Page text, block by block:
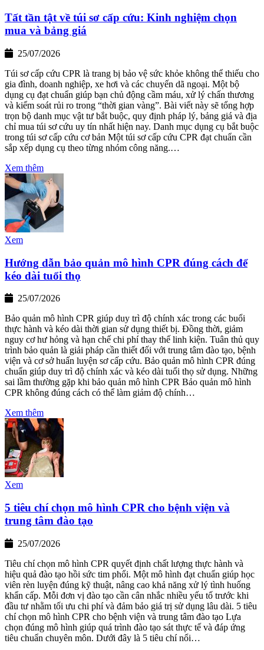
Tất tần tật về túi sơ cấp cứu: Kinh nghiệm chọn
mua và bảng giá
25/07/2026
Túi sơ cấp cứu CPR là trang bị bảo vệ sức khỏe không thể thiếu cho
gia đình, doanh nghiệp, xe hơi và các chuyến dã ngoại. Một bộ
dụng cụ đạt chuẩn giúp bạn chủ động cầm máu, xử lý chấn thương
và kiểm soát rủi ro trong “thời gian vàng”. Bài viết này sẽ tổng hợp
trọn bộ danh mục vật tư bắt buộc, quy định pháp lý, bảng giá và địa
chỉ mua túi sơ cứu uy tín nhất hiện nay. Danh mục dụng cụ bắt buộc
trong túi sơ cấp cứu cơ bản Một túi sơ cấp cứu CPR đạt chuẩn cần
sắp xếp dụng cụ theo từng nhóm công năng.…
Xem thêm
Xem
Hướng dẫn bảo quản mô hình CPR đúng cách để
kéo dài tuổi thọ
25/07/2026
Bảo quản mô hình CPR giúp duy trì độ chính xác trong các buổi
thực hành và kéo dài thời gian sử dụng thiết bị. Đồng thời, giảm
nguy cơ hư hỏng và hạn chế chi phí thay thế linh kiện. Tuân thủ quy
trình bảo quản là giải pháp cần thiết đối với trung tâm đào tạo, bệnh
viện và cơ sở huấn luyện sơ cấp cứu. Bảo quản mô hình CPR đúng
chuẩn giúp duy trì độ chính xác và kéo dài tuổi thọ sử dụng. Những
sai lầm thường gặp khi bảo quản mô hình CPR Bảo quản mô hình
CPR không đúng cách có thể làm giảm độ chính…
Xem thêm
Xem
5 tiêu chí chọn mô hình CPR cho bệnh viện và
trung tâm đào tạo
25/07/2026
Tiêu chí chọn mô hình CPR quyết định chất lượng thực hành và
hiệu quả đào tạo hồi sức tim phổi. Một mô hình đạt chuẩn giúp học
viên rèn luyện đúng kỹ thuật, nâng cao khả năng xử lý tình huống
khẩn cấp. Mỗi đơn vị đào tạo cần cân nhắc nhiều yếu tố trước khi
đầu tư nhằm tối ưu chi phí và đảm bảo giá trị sử dụng lâu dài. 5 tiêu
chí chọn mô hình CPR cho bệnh viện và trung tâm đào tạo Lựa
chọn đúng mô hình giúp quá trình đào tạo sát thực tế và đáp ứng
tiêu chuẩn chuyên môn. Dưới đây là 5 tiêu chí nổi…